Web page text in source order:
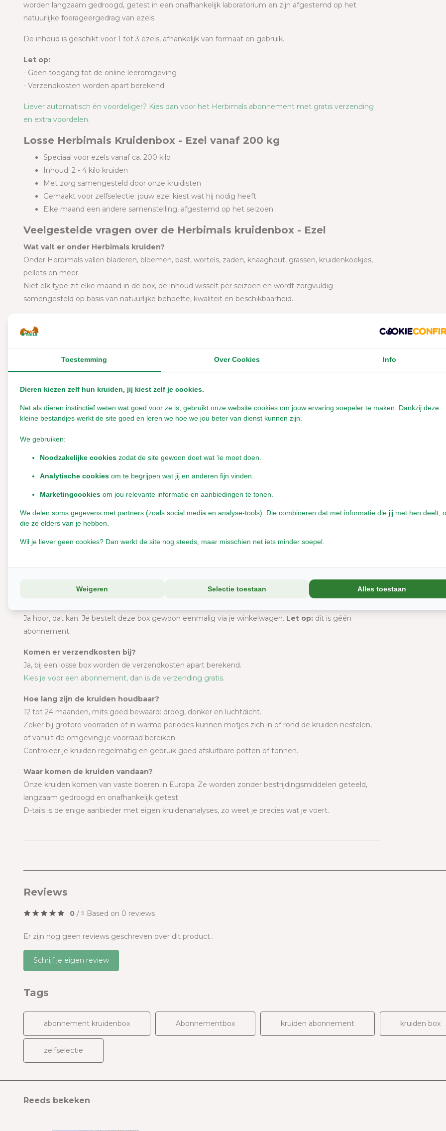
worden langzaam gedroogd, getest in een onafhankelijk laboratorium en zijn afgestemd op het
natuurlijke foerageergedrag van ezels.
De inhoud is geschikt voor 1 tot 3 ezels, afhankelijk van formaat en gebruik.
Let op:
- Geen toegang tot de online leeromgeving
- Verzendkosten worden apart berekend
Liever automatisch én voordeliger? Kies dan voor het Herbimals abonnement met gratis verzending
en extra voordelen.
Losse Herbimals Kruidenbox - Ezel vanaf 200 kg
Speciaal voor ezels vanaf ca. 200 kilo
Inhoud: 2 - 4 kilo kruiden
Met zorg samengesteld door onze kruidisten
Gemaakt voor zelfselectie: jouw ezel kiest wat hij nodig heeft
Elke maand een andere samenstelling, afgestemd op het seizoen
Veelgestelde vragen over de Herbimals kruidenbox - Ezel
Wat valt er onder Herbimals kruiden?
Onder Herbimals vallen bladeren, bloemen, bast, wortels, zaden, knaaghout, grassen, kruidenkoekjes,
pellets en meer.
Niet elk type zit elke maand in de box, de inhoud wisselt per seizoen en wordt zorgvuldig
samengesteld op basis van natuurlijke behoefte, kwaliteit en beschikbaarheid.
Nee, wij voegen geen gedroogd fruit toe. Fruit bevat van nature veel suiker, en dat past niet binnen
Zitten er snoepjes in de box?
kruidenbasis. Deze kunnen af en toe in een box voorkomen als aanvulling, niet als standaard.
Voor hoeveel ezels is de box geschikt?
Heb je meerdere kleinere ezels of wil je meer variatie bieden? Dan kun je overwegen een grotere box
Hoe vaak geef ik kruiden uit de box, en wat als mijn ezel iets niet eet?
van zelfselectie.
Soms wordt een kruid tijdelijk niet gegeten. Bied het later gerust opnieuw aan; dieren kiezen wat ze
op dat moment nodig hebben.
Kan ik een maand overslaan of inhalen?
Voorbeeld: je begint in januari, slaat februari over, betaalt weer in maart → je ontvangt de maartbox.
Ja hoor, dat kan. Je bestelt deze box gewoon eenmalig via je winkelwagen. Let op: dit is géén
abonnement.
Komen er verzendkosten bij?
Ja, bij een losse box worden de verzendkosten apart berekend.
Kies je voor een abonnement, dan is de verzending gratis.
Hoe lang zijn de kruiden houdbaar?
12 tot 24 maanden, mits goed bewaard: droog, donker en luchtdicht.
Zeker bij grotere voorraden of in warme periodes kunnen motjes zich in of rond de kruiden nestelen,
of vanuit de omgeving je voorraad bereiken.
Controleer je kruiden regelmatig en gebruik goed afsluitbare potten of tonnen.
Waar komen de kruiden vandaan?
Onze kruiden komen van vaste boeren in Europa. Ze worden zonder bestrijdingsmiddelen geteeld,
langzaam gedroogd en onafhankelijk getest.
D-tails is de enige aanbieder met eigen kruidenanalyses, zo weet je precies wat je voert.
Reviews
0 / 5 Based on 0 reviews
Er zijn nog geen reviews geschreven over dit product..
Schrijf je eigen review
Tags
abonnement kruidenbox Abonnementbox kruiden abonnement kruiden box
zelfselectie
Reeds bekeken
Toestemming Over Cookies Info
Dieren kiezen zelf hun kruiden, jij kiest zelf je cookies.
Net als dieren instinctief weten wat goed voor ze is, gebruikt onze website cookies om jouw ervaring soepeler te maken. Dankzij deze
kleine bestandjes werkt de site goed en leren we hoe we jou beter van dienst kunnen zijn.
We gebruiken:
Noodzakelijke cookies zodat de site gewoon doet wat ‘ie moet doen.
Analytische cookies om te begrijpen wat jij en anderen fijn vinden.
Marketingcookies om jou relevante informatie en aanbiedingen te tonen.
We delen soms gegevens met partners (zoals social media en analyse-tools). Die combineren dat met informatie die jij met hen deelt,
die ze elders van je hebben.
Wil je liever geen cookies? Dan werkt de site nog steeds, maar misschien net iets minder soepel.
Weigeren Selectie toestaan Alles toestaan